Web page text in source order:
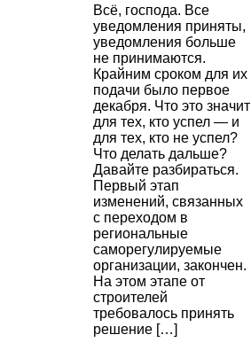
Всё, господа. Все
уведомления приняты,
уведомления больше
не принимаются.
Крайним сроком для их
подачи было первое
декабря. Что это значит
для тех, кто успел — и
для тех, кто не успел?
Что делать дальше?
Давайте разбираться.
Первый этап
изменений, связанных
с переходом в
региональные
саморегулируемые
организации, закончен.
На этом этапе от
строителей
требовалось принять
решение […]